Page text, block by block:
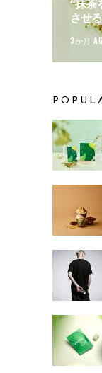
“抹茶
させ
3か月